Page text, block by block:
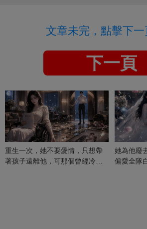
文章未完，點擊下一
下一頁
重生一次，她不要愛情，只想帶
著孩子遠離他，可那個曾經冷漠
她為他廢
偏愛全隊